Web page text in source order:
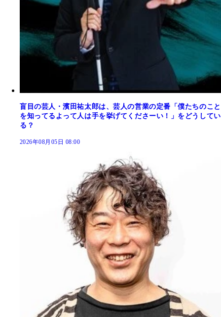
盲目の芸人・濱田祐太郎は、芸人の営業の定番「僕たちのこと
を知ってるよって人は手を挙げてくださーい！」をどうしてい
る？
2026年08月05日 08:00